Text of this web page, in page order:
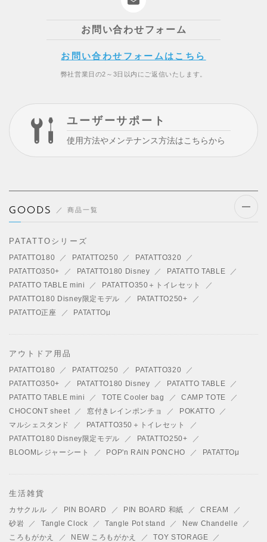
お問い合わせフォーム
お問い合わせフォームはこちら
弊社営業日の2～3日以内にご返信いたします。
ユーザーサポート
使用方法やメンテナンス方法はこちらから
GOODS 商品一覧
PATATTOシリーズ
PATATTO180 PATATTO250
PATATTO320
PATATTO350+
PATATTO180 Disney
PATATTO TABLE
PATATTO TABLE mini
PATATTO350＋トイレセット
PATATTO180 Disney限定モデル
PATATTO250+
PATATTO正座
PATATTOμ
アウトドア用品
PATATTO180 PATATTO250
PATATTO320
PATATTO350+
PATATTO180 Disney
PATATTO TABLE
PATATTO TABLE mini
TOTE Cooler bag
CAMP TOTE
CHOCONT sheet
窓付きレインポンチョ
POKATTO
マルシェスタンド
PATATTO350＋トイレセット
PATATTO180 Disney限定モデル
PATATTO250+
BLOOMレジャーシート
POP'n RAIN PONCHO PATATTOμ
生活雑貨
カサクルル PIN BOARD PIN BOARD 和紙
CREAM
砂岩
Tangle Clock Tangle Pot stand
New Chandelle
ころもがかえ
NEW ころもがかえ
TOY STORAGE